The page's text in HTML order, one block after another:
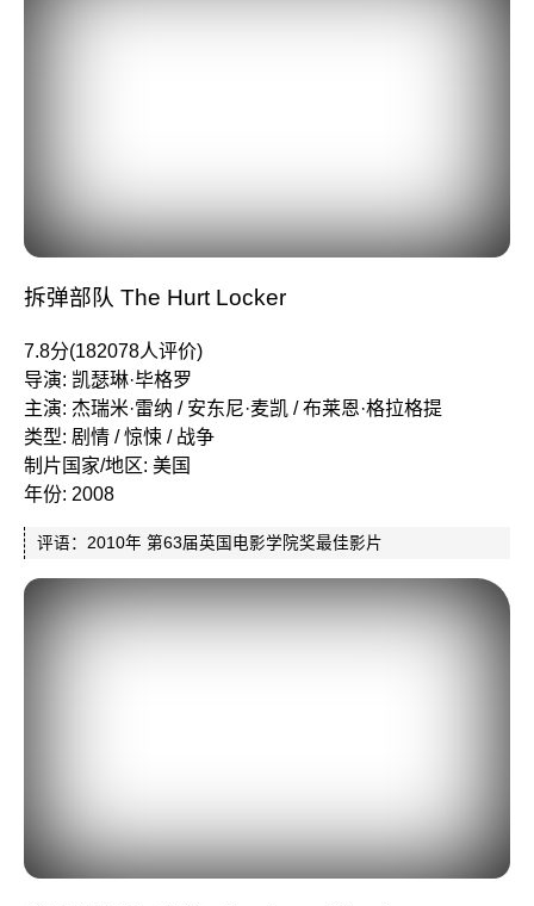
拆弹部队 The Hurt Locker
7.8分(182078人评价)
导演: 凯瑟琳·毕格罗
主演: 杰瑞米·雷纳 / 安东尼·麦凯 / 布莱恩·格拉格提
类型: 剧情 / 惊悚 / 战争
制片国家/地区: 美国
年份: 2008
评语：2010年 第63届英国电影学院奖最佳影片